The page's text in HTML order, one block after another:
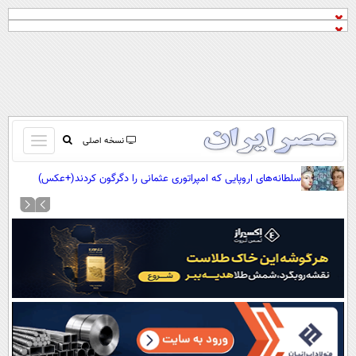
نسخه اصلی
باز
و
بسته
کردن
صفحه اول
آرشیو
نظرسنجی
آب و هوا
اوقات شرعی
سواد زندگی
سلطانه‌های اروپایی که امپراتوری عثمانی را دگرگون کردند(+عکس)